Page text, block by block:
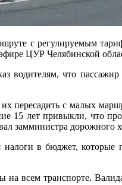
с регулируемым
ЦУР Челябинской
водителям, что
пересадить с малых
15 лет привыкли, что
замминистра дорожного
в бюджет,
на всем транспорте.